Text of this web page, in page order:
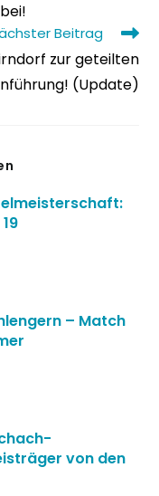
Beitrag
zur geteilten
(Update)
– Match
von den